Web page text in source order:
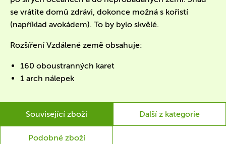
se vrátíte domů zdrávi, dokonce možná s kořistí
(například avokádem). To by bylo skvělé.
Rozšíření Vzdálené země obsahuje:
160 oboustranných karet
1 arch nálepek
Související zboží Další z kategorie
Podobné zboží